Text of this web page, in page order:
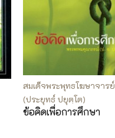
สมเด็จพระพุทธโฆษาจารย์
(ประยุทธ์ ปยุตฺโต)
ข้อคิดเพื่อการศึกษา